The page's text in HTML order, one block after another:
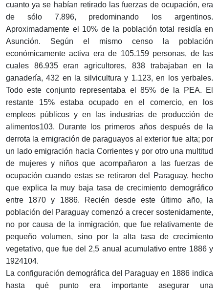
cuanto ya se habían retirado las fuerzas de ocupación, era
de sólo 7.896, predominando los argentinos.
Aproximadamente el 10% de la población total residía en
Asunción. Según el mismo censo la población
económicamente activa era de 105.159 personas, de las
cuales 86.935 eran agricultores, 838 trabajaban en la
ganadería, 432 en la silvicultura y 1.123, en los yerbales.
Todo este conjunto representaba el 85% de la PEA. El
restante 15% estaba ocupado en el comercio, en los
empleos públicos y en las industrias de producción de
alimentos103. Durante los primeros años después de la
derrota la emigración de paraguayos al exterior fue alta; por
un lado emigración hacia Corrientes y por otro una multitud
de mujeres y niños que acompañaron a las fuerzas de
ocupación cuando estas se retiraron del Paraguay, hecho
que explica la muy baja tasa de crecimiento demográfico
entre 1870 y 1886. Recién desde este último año, la
población del Paraguay comenzó a crecer sostenidamente,
no por causa de la inmigración, que fue relativamente de
pequeño volumen, sino por la alta tasa de crecimiento
vegetativo, que fue del 2,5 anual acumulativo entre 1886 y
1924104.
La configuración demográfica del Paraguay en 1886 indica
hasta qué punto era importante asegurar una